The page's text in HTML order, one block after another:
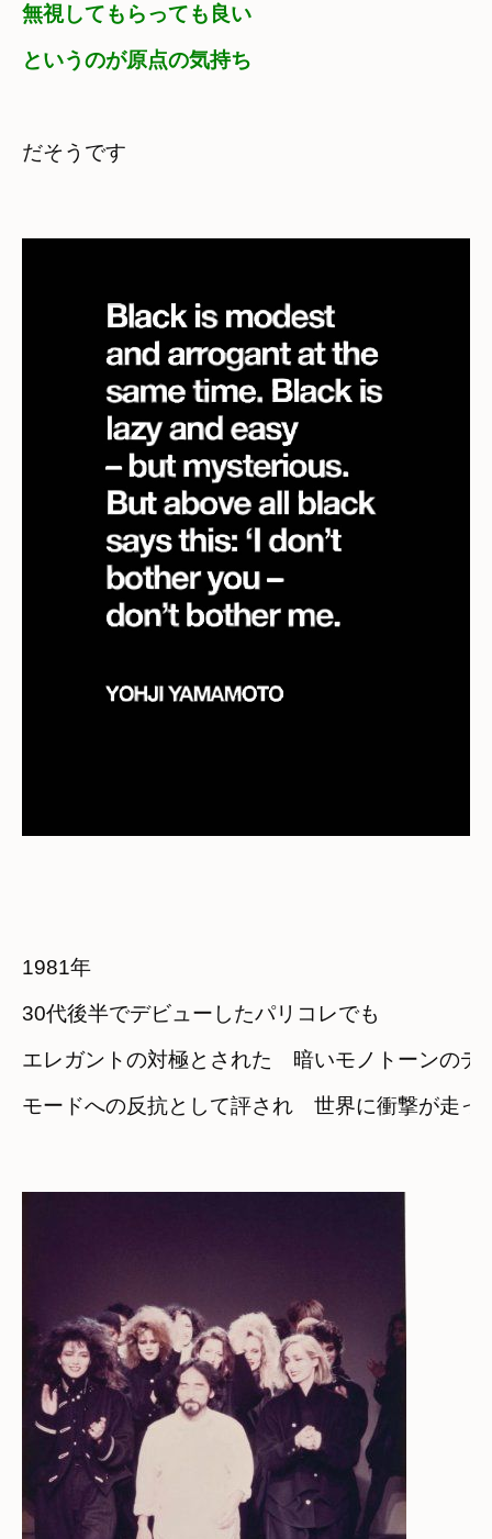
無視してもらっても良い
というのが原点の気持ち
だそうです
1981年
30代後半でデビューしたパリコレでも
モードへの反抗として評され 世界に衝撃が走っ